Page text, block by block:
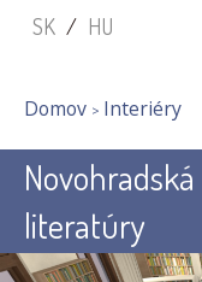
Skočiť
obsah
MainSK HU
You
here
Domov Interiéry
literatúry